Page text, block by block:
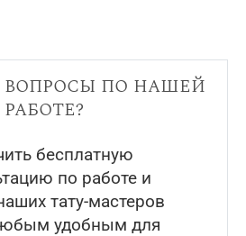
по нашей
работе?
бесплатную
по работе и
тату-мастеров
удобным для